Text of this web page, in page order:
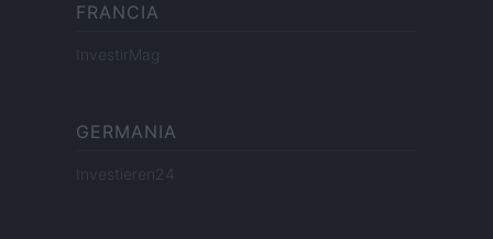
FRANCIA
InvestirMag
GERMANIA
Investieren24